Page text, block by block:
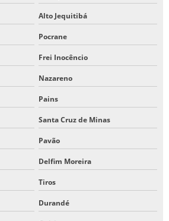
Alto Jequitibá
Pocrane
Frei Inocêncio
Nazareno
Pains
Santa Cruz de Minas
Pavão
Delfim Moreira
Tiros
Durandé